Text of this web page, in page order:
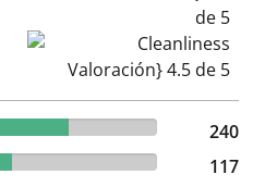
Cleanliness Valoración} 4.5
Excelente
240
Muy buena
117